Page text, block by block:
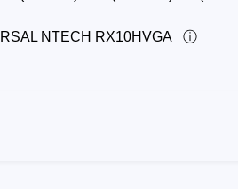
NTECH RX10HVGA